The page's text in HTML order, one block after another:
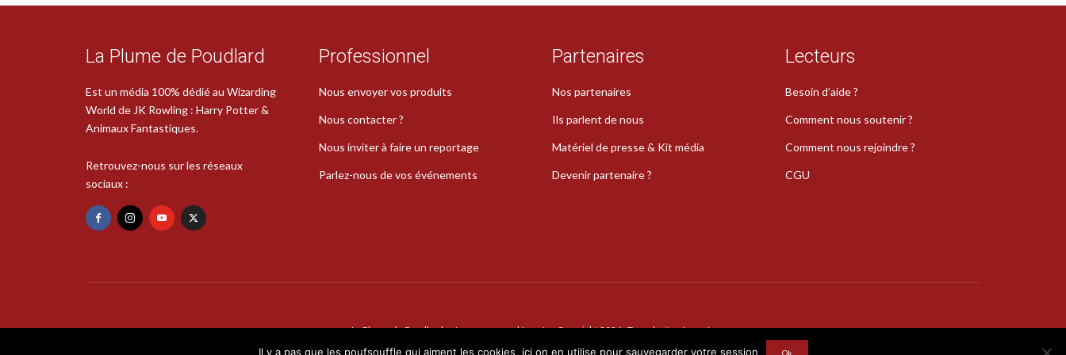
La Plume de Poudlard
Est un média 100% dédié au Wizarding
World de JK Rowling : Harry Potter &
Animaux Fantastiques.
Retrouvez-nous sur les réseaux
sociaux :
Professionnel
Nous envoyer vos produits
Nous contacter ?
Nous inviter à faire un reportage
Parlez-nous de vos événements
Partenaires
Nos partenaires
Ils parlent de nous
Matériel de presse & Kit média
Devenir partenaire ?
Lecteurs
Besoin d’aide ?
Comment nous soutenir ?
Comment nous rejoindre ?
CGU
La Plume de Poudlard est une marque déposée · Copyright 2026 · Tous droits réservés
Il y a pas que les poufsouffle qui aiment les cookies, ici on en utilise pour sauvegarder votre session Ok